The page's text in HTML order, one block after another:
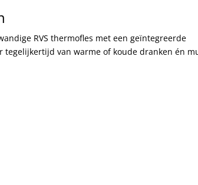
RVS thermofles met een geïntegreerde
van warme of koude dranken én